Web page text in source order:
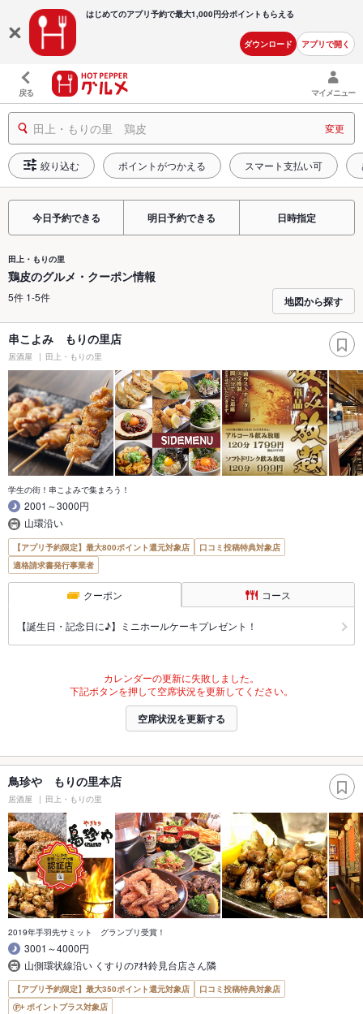
はじめてのアプリ予約で最大1,000円分ポイントもらえる
ダウンロード アプリで開く
戻る マイメニュー
田上・もりの里 鶏皮 変更
絞り込む ポイントがつかえる スマート支払い可
今日予約できる 明日予約できる 日時指定
田上・もりの里
鶏皮のグルメ・クーポン情報
5件 1-5件 地図から探す
串こよみ もりの里店
居酒屋 田上・もりの里
学生の街！串こよみで集まろう！
2001～3000円
山環沿い
【アプリ予約限定】最大800ポイント還元対象店
口コミ投稿特典対象店
適格請求書発行事業者
クーポン コース
【誕生日・記念日に♪】ミニホールケーキプレゼント！
カレンダーの更新に失敗しました。
下記ボタンを押して空席状況を更新してください。
空席状況を更新する
鳥珍や もりの里本店
居酒屋 田上・もりの里
2019年手羽先サミット グランプリ受賞！
3001～4000円
山側環状線沿い くすりのｱｵｷ鈴見台店さん隣
【アプリ予約限定】最大350ポイント還元対象店
口コミ投稿特典対象店
ポイントプラス対象店